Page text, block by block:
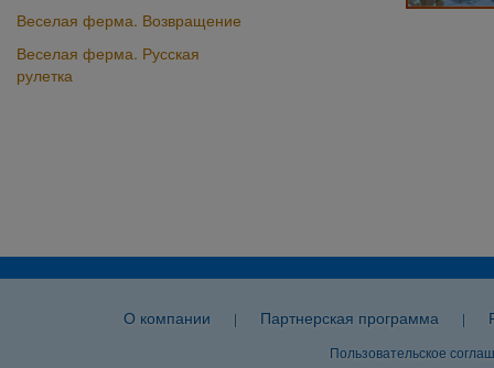
Веселая ферма. Возвращение
Веселая ферма. Русская
рулетка
О компании | Партнерская программа |
Пользовательское